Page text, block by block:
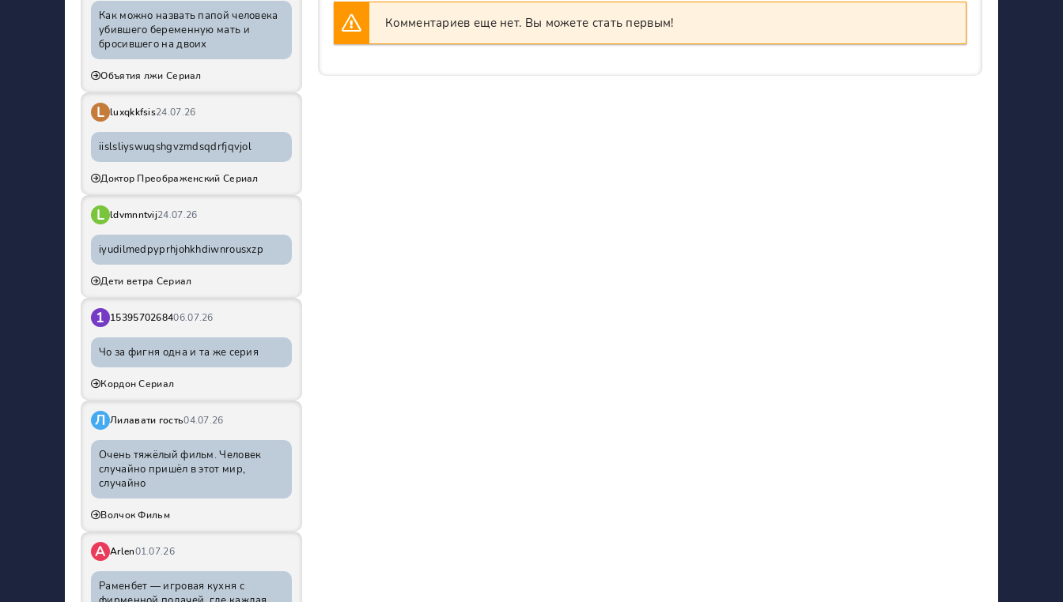
Комментариев еще нет. Вы можете стать первым!
Как можно назвать папой человека
убившего беременную мать и
бросившего на двоих
Объятия лжи Сериал
L luxqkkfsis24.07.26
iislsliyswuqshgvzmdsqdrfjqvjol
Доктор Преображенский Сериал
L ldvmnntvij24.07.26
iyudilmedpyprhjohkhdiwnrousxzp
Дети ветра Сериал
1 1539570268406.07.26
Чо за фигня одна и та же серия
Кордон Сериал
Л Лилавати гость04.07.26
Очень тяжёлый фильм. Человек
случайно пришёл в этот мир,
случайно
Волчок Фильм
A Arlen01.07.26
Раменбет — игровая кухня с